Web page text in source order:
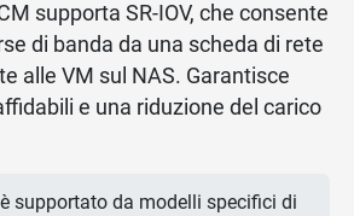
supporta SR-IOV, che consente
di banda da una scheda di rete
alle VM sul NAS. Garantisce
e una riduzione del carico
è supportato da modelli specifici di